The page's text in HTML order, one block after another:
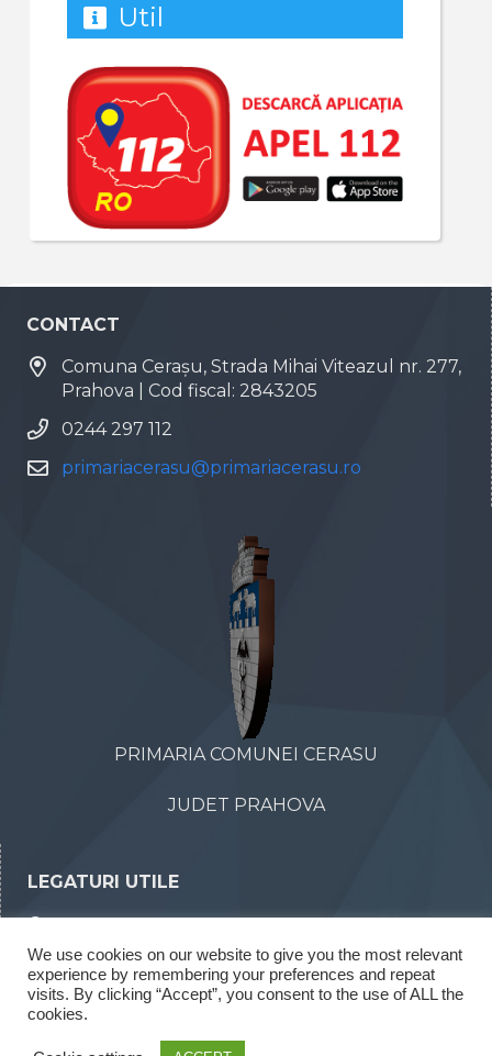
Util
CONTACT
Comuna Cerașu, Strada Mihai Viteazul nr. 277,
Prahova | Cod fiscal: 2843205
0244 297 112
primariacerasu@primariacerasu.ro
PRIMARIA COMUNEI CERASU
JUDET PRAHOVA
LEGATURI UTILE
Declaratii de interese
Rapoarte legea 52/2003
We use cookies on our website to give you the most relevant
experience by remembering your preferences and repeat
visits. By clicking “Accept”, you consent to the use of ALL the
cookies.